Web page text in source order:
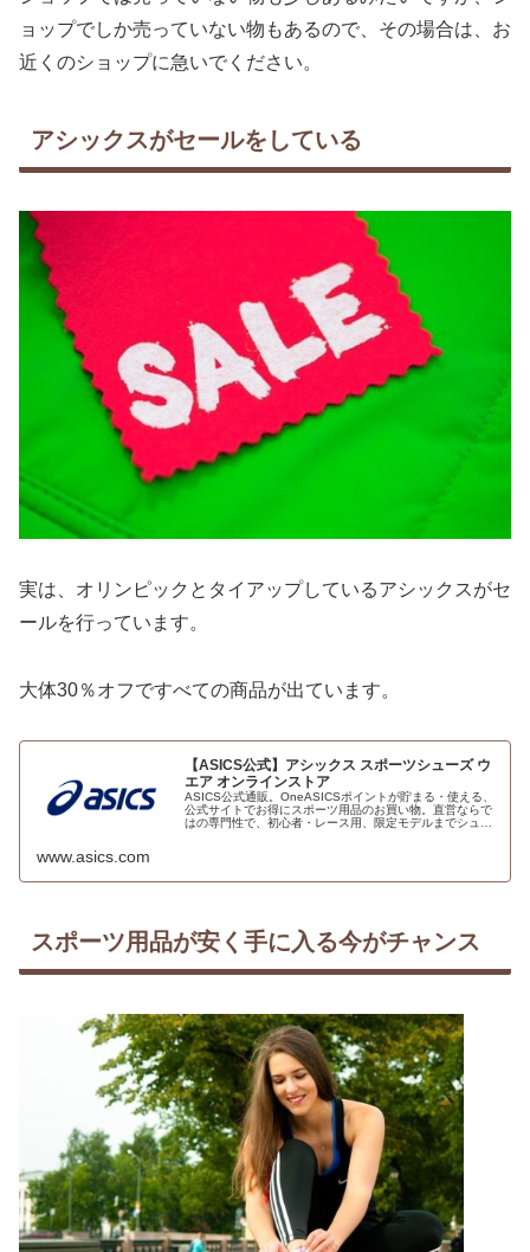
ョップでしか売っていない物もあるので、その場合は、お
近くのショップに急いでください。
アシックスがセールをしている
実は、オリンピックとタイアップしているアシックスがセ
ールを行っています。
大体30％オフですべての商品が出ています。
【ASICS公式】アシックス スポーツシューズ ウ
エア オンラインストア
ASICS公式通販。OneASICSポイントが貯まる・使える、
公式サイトでお得にスポーツ用品のお買い物。直営ならで
はの専門性で、初心者・レース用、限定モデルまでシュー
www.asics.com
スポーツ用品が安く手に入る今がチャンス